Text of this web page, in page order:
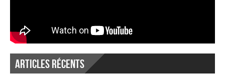
Articles récents